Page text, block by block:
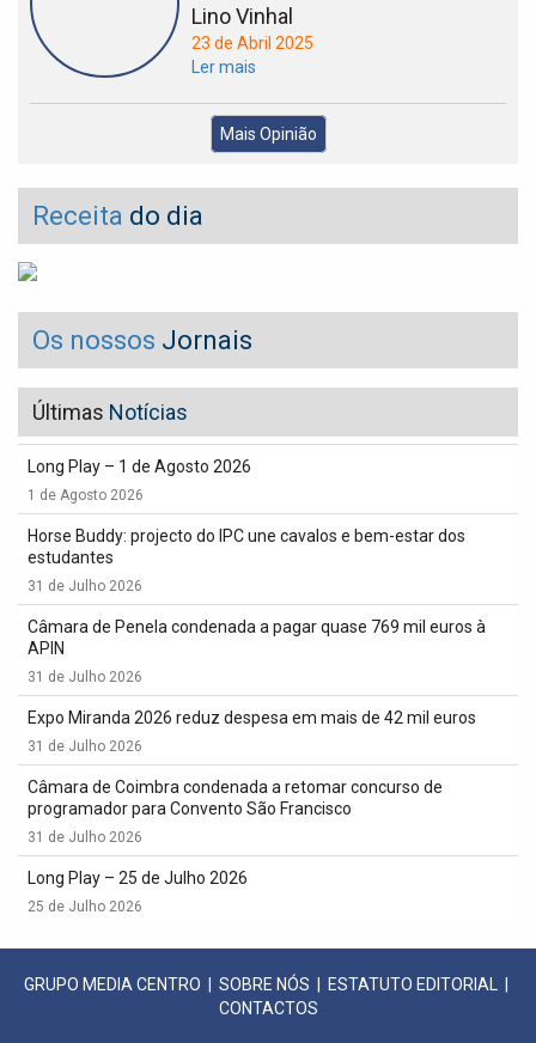
Lino Vinhal
23 de Abril 2025
Ler mais
Mais Opinião
Receita do dia
Os nossos Jornais
Últimas Notícias
Long Play – 1 de Agosto 2026
1 de Agosto 2026
Horse Buddy: projecto do IPC une cavalos e bem-estar dos
estudantes
31 de Julho 2026
Câmara de Penela condenada a pagar quase 769 mil euros à
APIN
31 de Julho 2026
Expo Miranda 2026 reduz despesa em mais de 42 mil euros
31 de Julho 2026
Câmara de Coimbra condenada a retomar concurso de
programador para Convento São Francisco
31 de Julho 2026
Long Play – 25 de Julho 2026
25 de Julho 2026
GRUPO MEDIA CENTRO SOBRE NÓS ESTATUTO EDITORIAL
CONTACTOS